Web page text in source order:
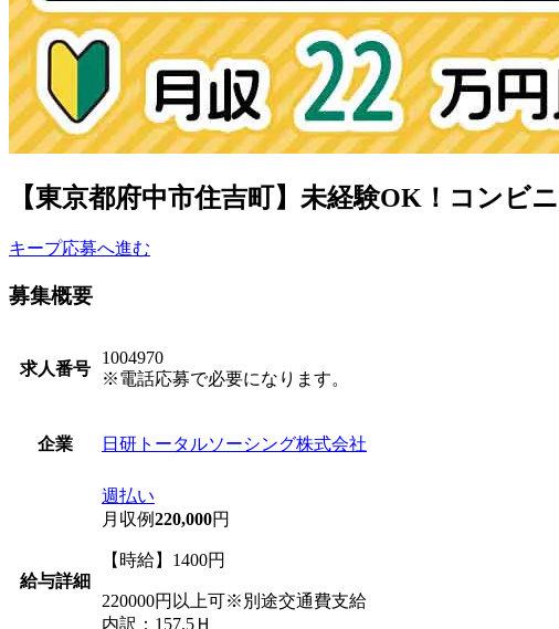
【東京都府中市住吉町】未経験OK！コンビ
キープ応募へ進む
募集概要
求人番号
1004970
※電話応募で必要になります。
企業 日研トータルソーシング株式会社
給与詳細
週払い
月収例220,000円
【時給】1400円
220000円以上可※別途交通費支給
内訳：157.5Ｈ